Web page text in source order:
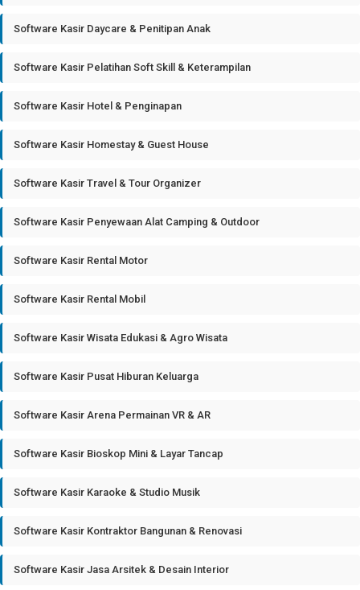
Software Kasir Daycare & Penitipan Anak
Software Kasir Pelatihan Soft Skill & Keterampilan
Software Kasir Hotel & Penginapan
Software Kasir Homestay & Guest House
Software Kasir Travel & Tour Organizer
Software Kasir Penyewaan Alat Camping & Outdoor
Software Kasir Rental Motor
Software Kasir Rental Mobil
Software Kasir Wisata Edukasi & Agro Wisata
Software Kasir Pusat Hiburan Keluarga
Software Kasir Arena Permainan VR & AR
Software Kasir Bioskop Mini & Layar Tancap
Software Kasir Karaoke & Studio Musik
Software Kasir Kontraktor Bangunan & Renovasi
Software Kasir Jasa Arsitek & Desain Interior